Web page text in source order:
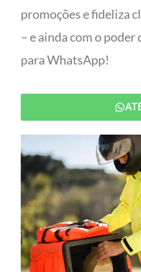
promoções e fideliza
– e ainda com o
para WhatsApp!